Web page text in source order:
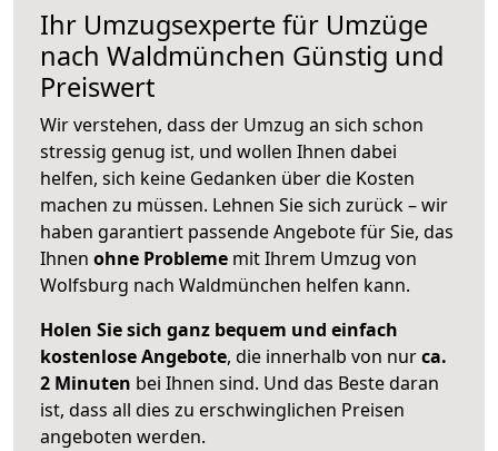
Ihr Umzugsexperte für Umzüge
nach Waldmünchen Günstig und
Preiswert
Wir verstehen, dass der Umzug an sich schon
stressig genug ist, und wollen Ihnen dabei
helfen, sich keine Gedanken über die Kosten
machen zu müssen. Lehnen Sie sich zurück – wir
haben garantiert passende Angebote für Sie, das
Ihnen ohne Probleme mit Ihrem Umzug von
Wolfsburg nach Waldmünchen helfen kann.
Holen Sie sich ganz bequem und einfach
kostenlose Angebote, die innerhalb von nurca.
2 Minuten bei Ihnen sind. Und das Beste daran
ist, dass all dies zu erschwinglichen Preisen
angeboten werden.